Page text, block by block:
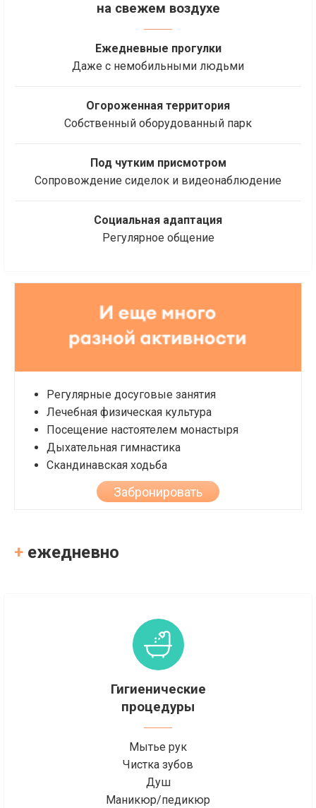
на свежем воздухе
Ежедневные прогулки
Даже с немобильными людьми
Огороженная территория
Собственный оборудованный парк
Под чутким присмотром
Сопровождение сиделок и видеонаблюдение
Социальная адаптация
Регулярное общение
Регулярные досуговые занятия
Лечебная физическая культура
Посещение настоятелем монастыря
Дыхательная гимнастика
Скандинавская ходьба
Забронировать
+ ежедневно
Гигиенические
процедуры
Мытье рук
Чистка зубов
Душ
Маникюр/педикюр